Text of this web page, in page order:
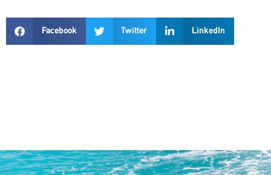
Facebook Twitter LinkedIn